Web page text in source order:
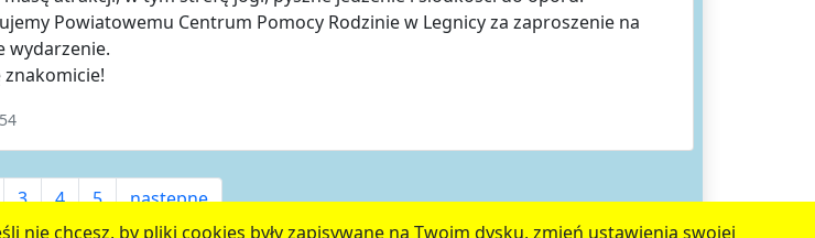
nie chcesz, by pliki cookies były zapisywane na Twoim dysku, zmień ustawienia swojej
Powiatowemu Centrum Pomocy Rodzinie w Legnicy za zaproszenie na
wydarzenie.
znakomicie!
3 4 5 następne